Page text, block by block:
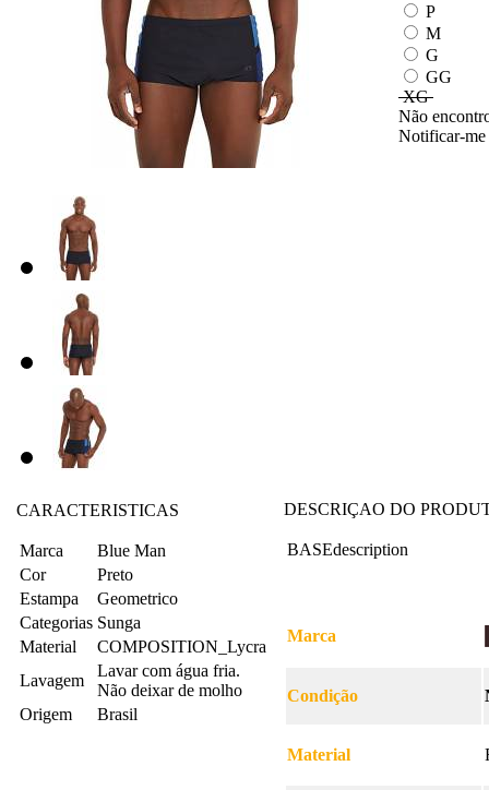
P
M
G
GG
XG
Não
Notificar-me
CARACTERISTICAS
Marca
Blue Man
Cor
Preto
Estampa
Geometrico
Categorias Sunga
Material
COMPOSITION_Lycra
Lavagem
Lavar com água fria.
Não deixar de molho
Origem
Brasil
DESCRIÇAO DO
BASEdescription
Marca
Condição
Material